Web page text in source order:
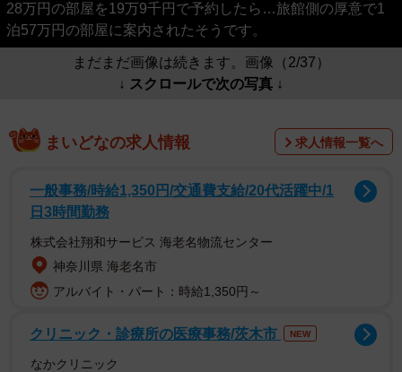
28万円の部屋を19万9千円で予約したら…旅館側の厚意で1
泊57万円の部屋に案内されたそうです。
まだまだ画像は続きます。画像（2/37）
↓ スクロールで次の写真 ↓
まいどなの求人情報 求人情報一覧へ
一般事務/時給1,350円/交通費支給/20代活躍中/1
日3時間勤務
株式会社翔和サービス 海老名物流センター
神奈川県 海老名市
アルバイト・パート：時給1,350円～
クリニック・診療所の医療事務/茨木市 NEW
なかクリニック